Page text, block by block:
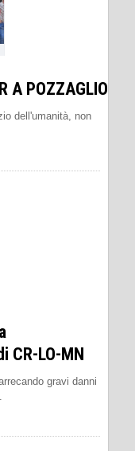
A POZZAGLIO
dell'umanità, non
CR-LO-MN
gravi danni